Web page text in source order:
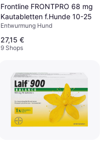
Frontline FRONTPRO 68 mg
Kautabletten f.Hunde 10-25
Entwurmung Hund
27,15 €
9 Shops